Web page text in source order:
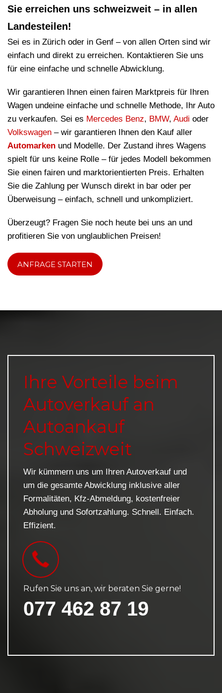
Sie erreichen uns schweizweit – in allen
Landesteilen!
Sei es in Zürich oder in Genf – von allen Orten sind wir
einfach und direkt zu erreichen. Kontaktieren Sie uns
für eine einfache und schnelle Abwicklung.
Wir garantieren Ihnen einen fairen Marktpreis für Ihren
Wagen undeine einfache und schnelle Methode, Ihr Auto
zu verkaufen. Sei es Mercedes Benz, BMW, Audi oder
Volkswagen – wir garantieren Ihnen den Kauf aller
Automarken und Modelle. Der Zustand ihres Wagens
spielt für uns keine Rolle – für jedes Modell bekommen
Sie einen fairen und marktorientierten Preis. Erhalten
Sie die Zahlung per Wunsch direkt in bar oder per
Überweisung – einfach, schnell und unkompliziert.
Überzeugt? Fragen Sie noch heute bei uns an und
profitieren Sie von unglaublichen Preisen!
ANFRAGE STARTEN
Ihre Vorteile beim
Autoverkauf an
Autoankauf
Schweizweit
Wir kümmern uns um Ihren Autoverkauf und
um die gesamte Abwicklung inklusive aller
Formalitäten, Kfz-Abmeldung, kostenfreier
Abholung und Sofortzahlung. Schnell. Einfach.
Effizient.
Rufen Sie uns an, wir beraten Sie gerne!
077 462 87 19